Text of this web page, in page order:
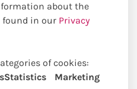
Sehr schönes
Preis-Leistungs-
5.00
about the
found in our Privacy
of cookies:
Statistics Marketing